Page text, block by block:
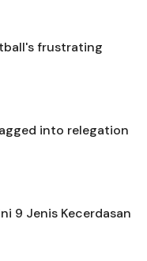
frustrating
into relegation
9 Jenis Kecerdasan